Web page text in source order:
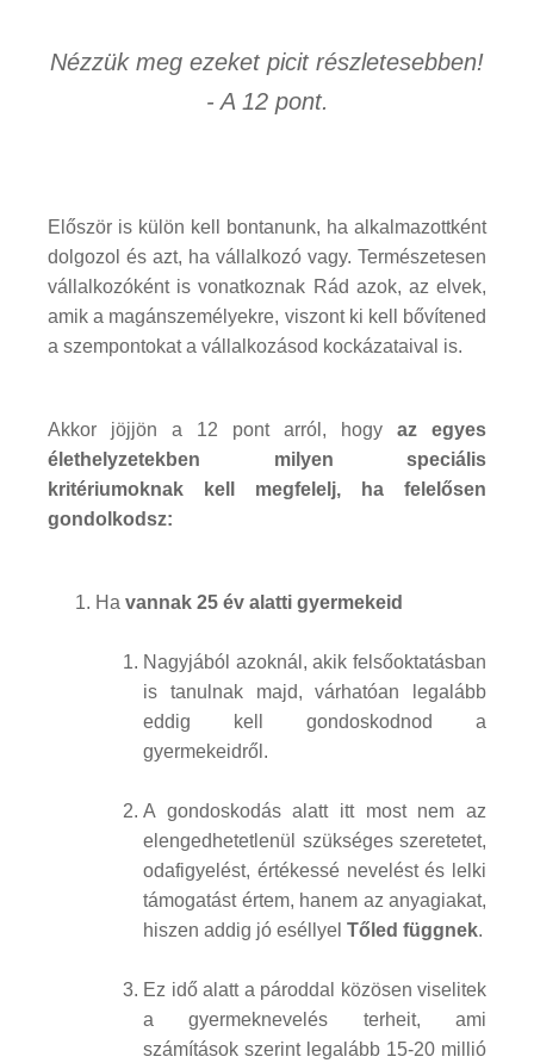
Nézzük meg ezeket picit részletesebben!
- A 12 pont.
Először is külön kell bontanunk, ha alkalmazottként
dolgozol és azt, ha vállalkozó vagy. Természetesen
vállalkozóként is vonatkoznak Rád azok, az elvek,
amik a magánszemélyekre, viszont ki kell bővítened
a szempontokat a vállalkozásod kockázataival is.
Akkor jöjjön a 12 pont arról, hogy az egyes
élethelyzetekben milyen speciális
kritériumoknak kell megfelelj, ha felelősen
gondolkodsz:
Ha vannak 25 év alatti gyermekeid
Nagyjából azoknál, akik felsőoktatásban
is tanulnak majd, várhatóan legalább
eddig kell gondoskodnod a
gyermekeidről.
A gondoskodás alatt itt most nem az
elengedhetetlenül szükséges szeretetet,
odafigyelést, értékessé nevelést és lelki
támogatást értem, hanem az anyagiakat,
hiszen addig jó eséllyel Tőled függnek.
Ez idő alatt a pároddal közösen viselitek
a gyermeknevelés terheit, ami
számítások szerint legalább 15-20 millió